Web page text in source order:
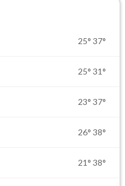
25° 37°
25° 31°
23° 37°
26° 38°
21° 38°